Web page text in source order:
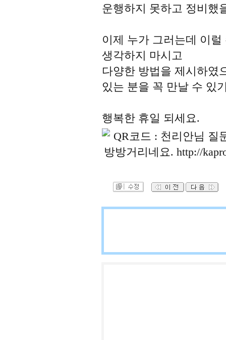
운행하지 못하고 정비했
이제 누가 그러는데 이
생각하지 마시고
다양한 방법을 제시하였
있는 분을 꼭 만날 수 있
행복한 휴일 되세요.